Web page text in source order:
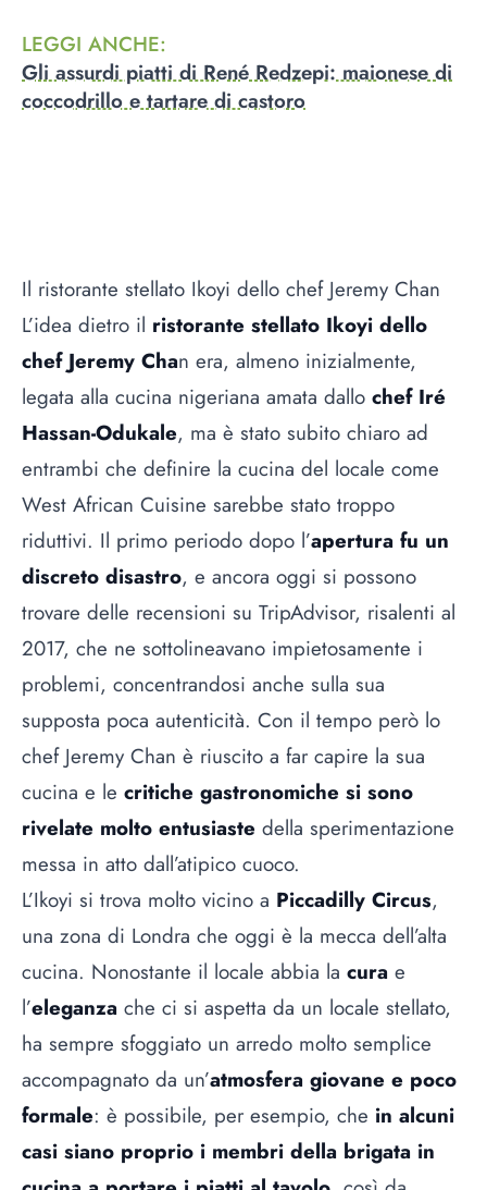
LEGGI ANCHE:
Gli assurdi piatti di René Redzepi: maionese di
coccodrillo e tartare di castoro
Il ristorante stellato Ikoyi dello chef Jeremy Chan
L’idea dietro il ristorante stellato Ikoyi dello
chef Jeremy Chan era, almeno inizialmente,
legata alla cucina nigeriana amata dallo chef Iré
Hassan-Odukale, ma è stato subito chiaro ad
entrambi che definire la cucina del locale come
West African Cuisine sarebbe stato troppo
riduttivi. Il primo periodo dopo l’apertura fu un
discreto disastro, e ancora oggi si possono
trovare delle recensioni su TripAdvisor, risalenti al
2017, che ne sottolineavano impietosamente i
problemi, concentrandosi anche sulla sua
supposta poca autenticità. Con il tempo però lo
chef Jeremy Chan è riuscito a far capire la sua
cucina e le critiche gastronomiche si sono
rivelate molto entusiaste della sperimentazione
messa in atto dall’atipico cuoco.
L’Ikoyi si trova molto vicino a Piccadilly Circus,
una zona di Londra che oggi è la mecca dell’alta
cucina. Nonostante il locale abbia la cura e
l’eleganza che ci si aspetta da un locale stellato,
ha sempre sfoggiato un arredo molto semplice
accompagnato da un’atmosfera giovane e poco
formale: è possibile, per esempio, che in alcuni
casi siano proprio i membri della brigata in